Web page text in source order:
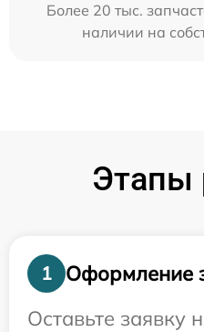
Более 20 тыс.
наличии на
Этапы
1
Оформление
Оставьте заявку